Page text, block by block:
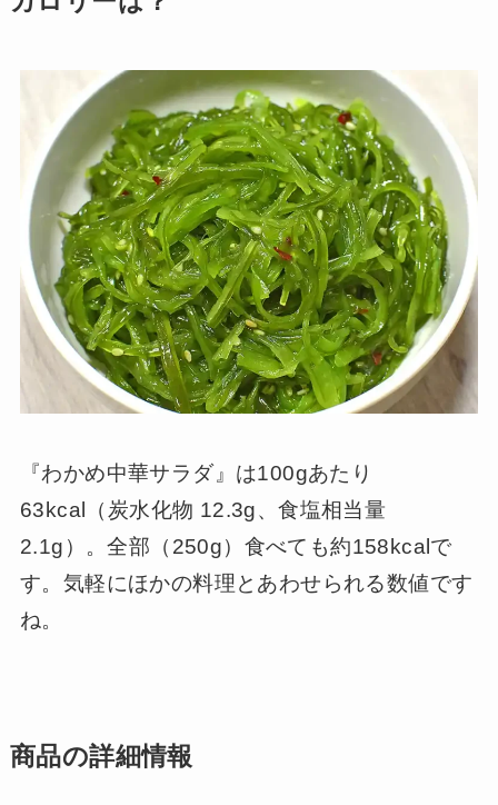
『わかめ中華サラダ』は100gあたり
63kcal（炭水化物 12.3g、食塩相当量
2.1g）。全部（250g）食べても約158kcalで
す。気軽にほかの料理とあわせられる数値です
ね。
商品の詳細情報